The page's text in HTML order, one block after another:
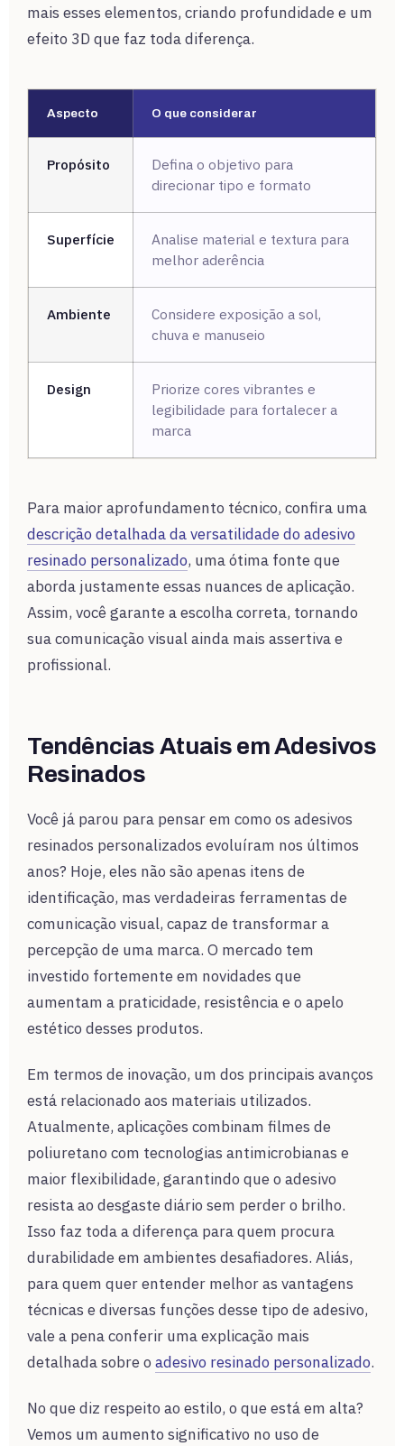
mais esses elementos, criando profundidade e um
efeito 3D que faz toda diferença.
Aspecto O que considerar
Propósito
Defina o objetivo para
direcionar tipo e formato
Superfície
Analise material e textura para
melhor aderência
Ambiente
Considere exposição a sol,
chuva e manuseio
Design
Priorize cores vibrantes e
legibilidade para fortalecer a
marca
Para maior aprofundamento técnico, confira uma
descrição detalhada da versatilidade do adesivo
resinado personalizado, uma ótima fonte que
aborda justamente essas nuances de aplicação.
Assim, você garante a escolha correta, tornando
sua comunicação visual ainda mais assertiva e
profissional.
Tendências Atuais em Adesivos
Resinados
Você já parou para pensar em como os adesivos
resinados personalizados evoluíram nos últimos
anos? Hoje, eles não são apenas itens de
identificação, mas verdadeiras ferramentas de
comunicação visual, capaz de transformar a
percepção de uma marca. O mercado tem
investido fortemente em novidades que
aumentam a praticidade, resistência e o apelo
estético desses produtos.
Em termos de inovação, um dos principais avanços
está relacionado aos materiais utilizados.
Atualmente, aplicações combinam filmes de
poliuretano com tecnologias antimicrobianas e
maior flexibilidade, garantindo que o adesivo
resista ao desgaste diário sem perder o brilho.
Isso faz toda a diferença para quem procura
durabilidade em ambientes desafiadores. Aliás,
para quem quer entender melhor as vantagens
técnicas e diversas funções desse tipo de adesivo,
vale a pena conferir uma explicação mais
detalhada sobre o adesivo resinado personalizado.
No que diz respeito ao estilo, o que está em alta?
Vemos um aumento significativo no uso de